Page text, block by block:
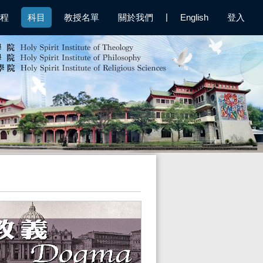
科目 教授名單 關於我們 | English 登入